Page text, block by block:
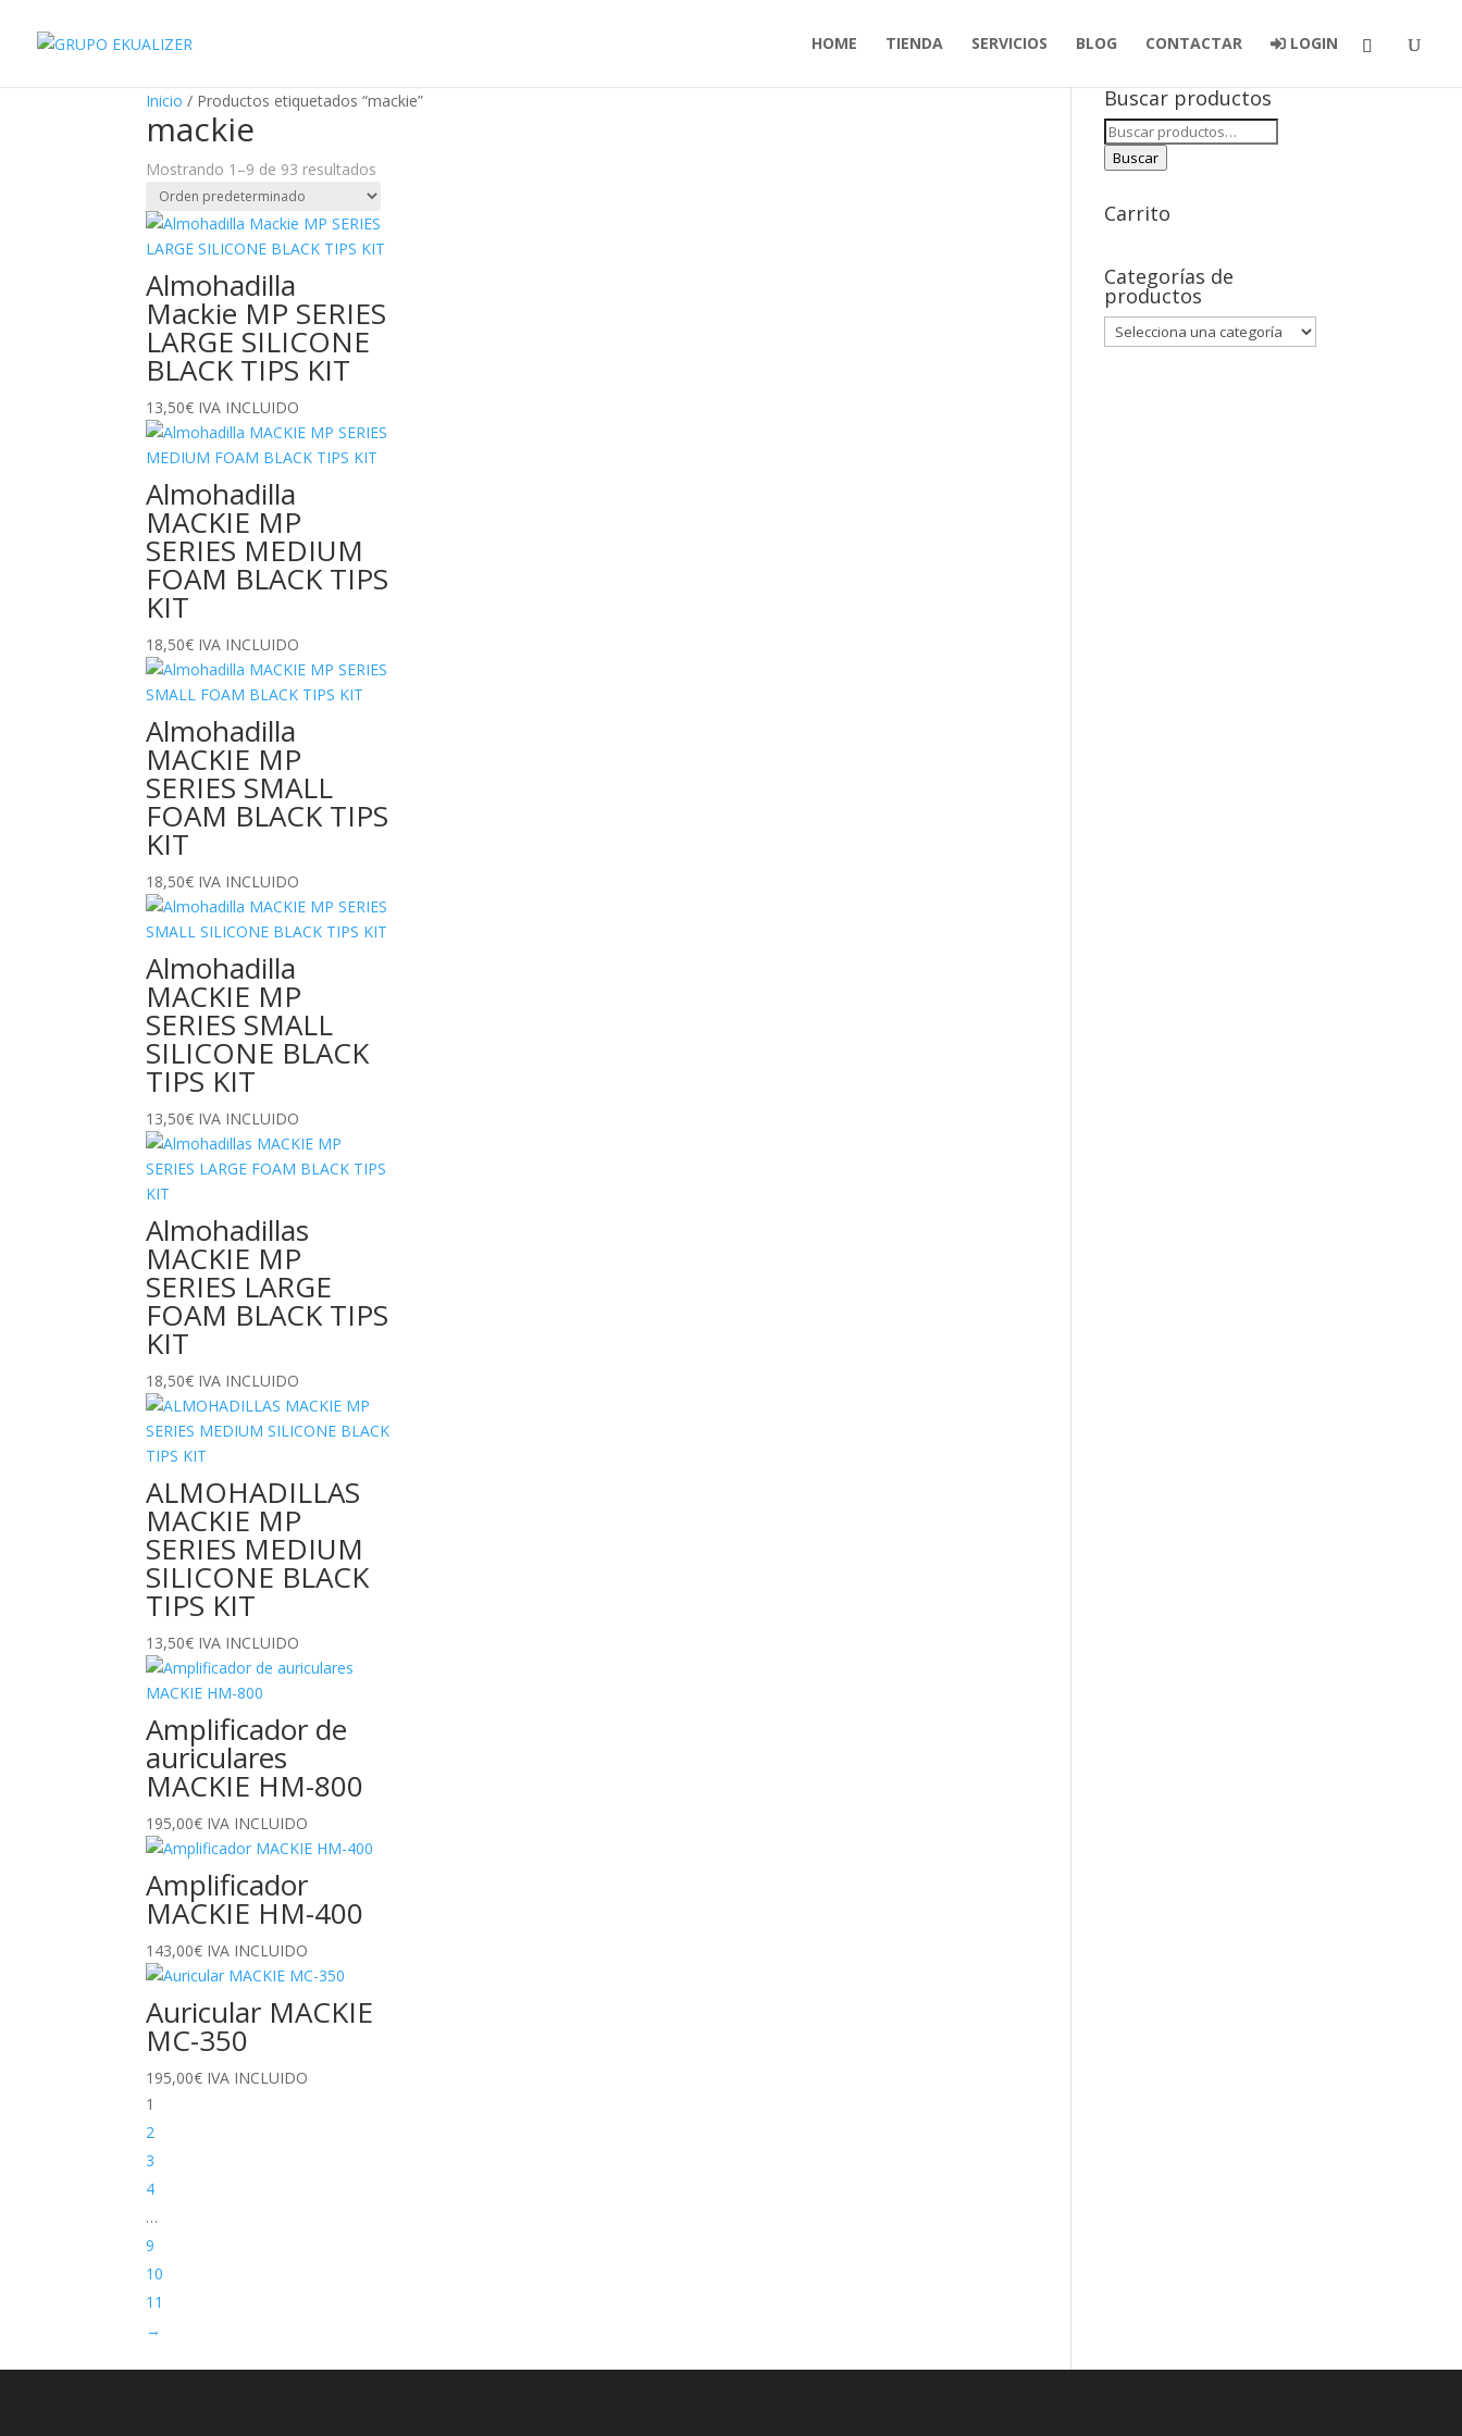
HOME
TIENDA SERVICIOS BLOG CONTACTAR LOGIN
Inicio / Productos etiquetados “mackie”
mackie
Mostrando 1–9 de 93 resultados
Almohadilla
Mackie MP SERIES
LARGE SILICONE
BLACK TIPS KIT
13,50€ IVA INCLUIDO
Almohadilla
MACKIE MP
SERIES MEDIUM
FOAM BLACK TIPS
KIT
18,50€ IVA INCLUIDO
Almohadilla
MACKIE MP
SERIES SMALL
FOAM BLACK TIPS
KIT
18,50€ IVA INCLUIDO
Almohadilla
MACKIE MP
SERIES SMALL
SILICONE BLACK
TIPS KIT
13,50€ IVA INCLUIDO
Almohadillas
MACKIE MP
SERIES LARGE
FOAM BLACK TIPS
KIT
18,50€ IVA INCLUIDO
ALMOHADILLAS
MACKIE MP
SERIES MEDIUM
SILICONE BLACK
TIPS KIT
13,50€ IVA INCLUIDO
Amplificador de
auriculares
MACKIE HM-800
195,00€ IVA INCLUIDO
Amplificador
MACKIE HM-400
143,00€ IVA INCLUIDO
Auricular MACKIE
MC-350
195,00€ IVA INCLUIDO
1
2
3
4
…
9
10
11
→
Buscar productos
Buscar
por:
Buscar
Carrito
Categorías de
productos